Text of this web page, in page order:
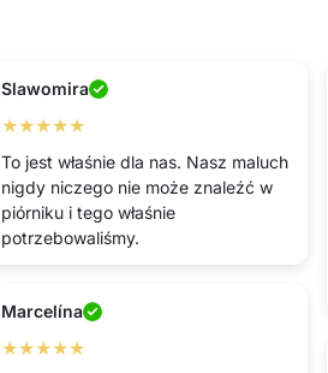
Slawomira
★★★★★
To jest właśnie dla nas. Nasz maluch
nigdy niczego nie może znaleźć w
piórniku i tego właśnie
potrzebowaliśmy.
Marcelína
★★★★★